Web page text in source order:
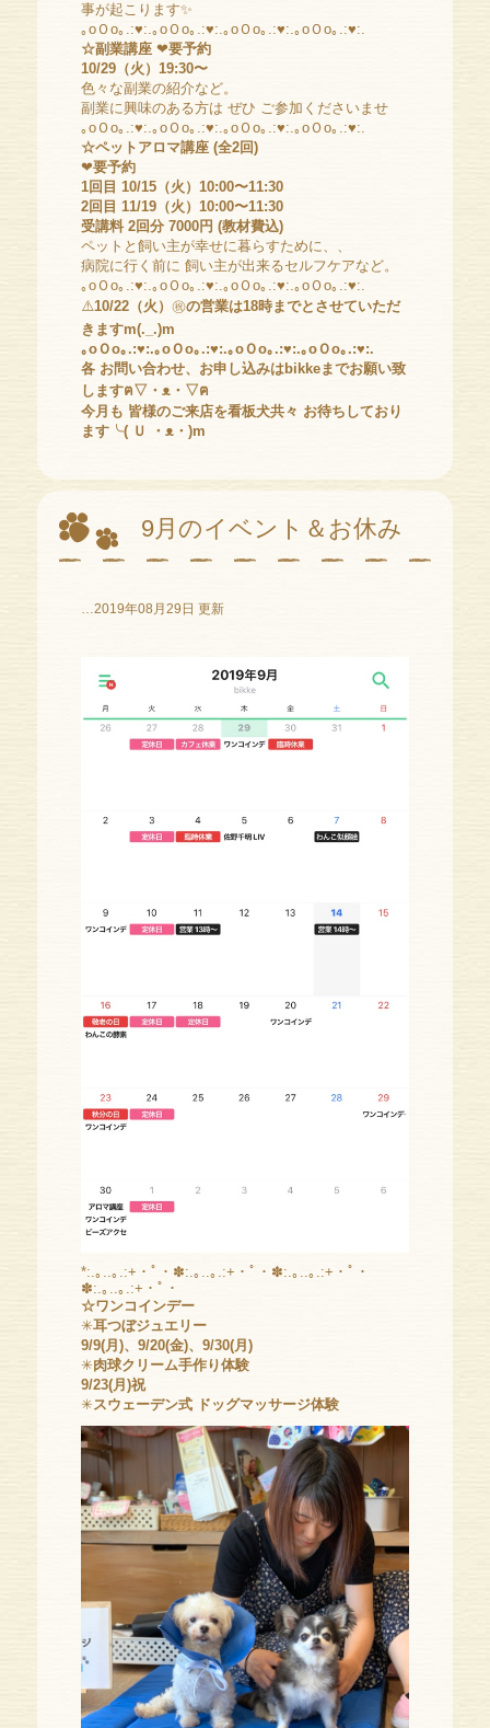
事が起こります✨
｡oＯo｡.:♥:.｡oＯo｡.:♥:.｡oＯo｡.:♥:.｡oＯo｡.:♥:.
☆副業講座❤要予約
10/29（火）19:30〜
色々な副業の紹介など。
副業に興味のある方は ぜひ ご参加くださいませ
｡oＯo｡.:♥:.｡oＯo｡.:♥:.｡oＯo｡.:♥:.｡oＯo｡.:♥:.
☆ペットアロマ講座 (全2回)
❤要予約
1回目 10/15（火）10:00〜11:30
2回目 11/19（火）10:00〜11:30
受講料 2回分 7000円 (教材費込)
ペットと飼い主が幸せに暮らすために、、
病院に行く前に 飼い主が出来るセルフケアなど。
｡oＯo｡.:♥:.｡oＯo｡.:♥:.｡oＯo｡.:♥:.｡oＯo｡.:♥:.
⚠️10/22（火）㊗️の営業は18時までとさせていただ
きますm(._.)m
｡oＯo｡.:♥:.｡oＯo｡.:♥:.｡oＯo｡.:♥:.｡oＯo｡.:♥:.
各 お問い合わせ、お申し込みはbikkeまでお願い致
しますฅ▽・ᴥ・▽ฅ
今月も 皆様のご来店を看板犬共々 お待ちしており
ます╰( Ｕ ・ᴥ・)m
9月のイベント＆お休み
…2019年08月29日 更新
*:.｡..｡.:+・ﾟ・✽:.｡..｡.:+・ﾟ・✽:.｡..｡.:+・ﾟ・
✽:.｡..｡.:+・ﾟ・
☆ワンコインデー
✳耳つぼジュエリー
9/9(月)、9/20(金)、9/30(月)
✳肉球クリーム手作り体験
9/23(月)祝
✳ スウェーデン式 ドッグマッサージ体験